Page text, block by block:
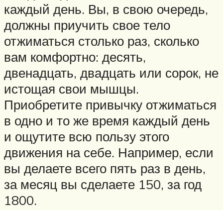
каждый день. Вы, в свою очередь,
должны приучить свое тело
отжиматься столько раз, сколько
вам комфортно: десять,
двенадцать, двадцать или сорок, не
истощая свои мышцы.
Приобретите привычку отжиматься
в одно и то же время каждый день
и ощутите всю пользу этого
движения на себе. Например, если
вы делаете всего пять раз в день,
за месяц вы сделаете 150, за год
1800.